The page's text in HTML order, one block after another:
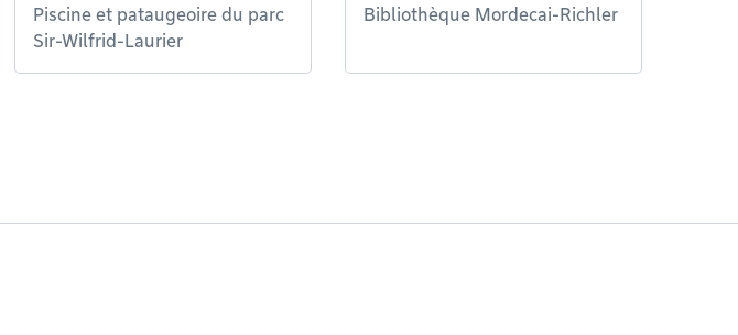
Piscine et pataugeoire du parc
Sir-Wilfrid-Laurier
Bibliothèque Mordecai-Richler